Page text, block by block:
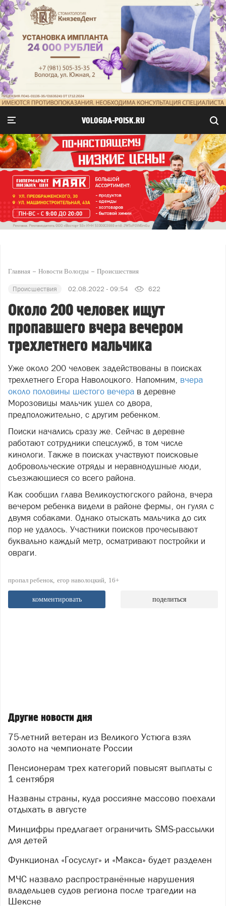
VOLOGDA-POISK.RU
Главная Новости Вологды Происшествия
Происшествия 02.08.2022 - 09:54 622
Около 200 человек ищут
пропавшего вчера вечером
трехлетнего мальчика
Уже около 200 человек задействованы в поисках
трехлетнего Егора Наволоцкого. Напомним, вчера
около половины шестого вечера в деревне
Морозовицы мальчик ушел со двора,
предположительно, с другим ребенком.
Поиски начались сразу же. Сейчас в деревне
работают сотрудники спецслужб, в том числе
кинологи. Также в поисках участвуют поисковые
добровольческие отряды и неравнодушные люди,
съезжающиеся со всего района.
Как сообщил глава Великоустюгского района, вчера
вечером ребенка видели в районе фермы, он гулял с
двумя собаками. Однако отыскать мальчика до сих
пор не удалось. Участники поисков прочесывают
буквально каждый метр, осматривают постройки и
овраги.
пропал ребенок егор наволоцкий 16+
комментировать поделиться
Другие новости дня
75-летний ветеран из Великого Устюга взял
золото на чемпионате России
Пенсионерам трех категорий повысят выплаты с
1 сентября
Названы страны, куда россияне массово поехали
отдыхать в августе
Минцифры предлагает ограничить SMS-рассылки
для детей
Функционал «Госуслуг» и «Макса» будет разделен
МЧС назвало распространённые нарушения
владельцев судов региона после трагедии на
Шексне